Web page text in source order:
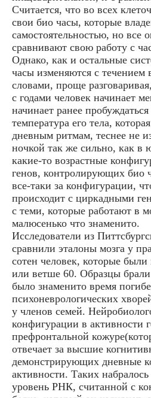
Считается, что во всех
свои био часы, которые
самостоятельностью, но все
сравнивают свою работу с
Однако, как и остальные
часы изменяются с течением
словами, проще
с годами человек начинает
начинает ранее
температура его тела,
дневным ритмам, теснее не
ночкой так же сильно, как в
какие-то возрастные
генов, контролирующих био
все-таки за конфигурации,
происходит с циркадными
с теми, которые работают в
малюсенько что знаменито.
Исследователи из
сравнили эталоны мозга у
сотен человек, которые
или ветше 60. Образцы
было знаменито время
психоневрологических
у членов семей.
конфигурации в активности
префронтальной
отвечает за высшие
демонстрирующих дневные
активности. Таких
уровень РНК, считанной с